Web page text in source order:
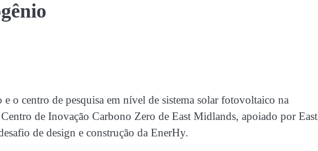
o centro de pesquisa em nível de sistema solar fotovoltaico na
de Inovação Carbono Zero de East Midlands, apoiado por East
de design e construção da EnerHy.